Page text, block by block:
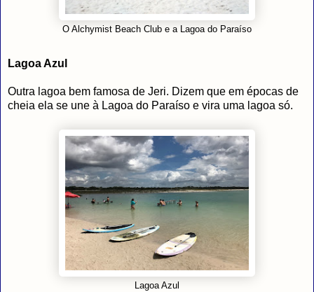
O Alchymist Beach Club e a Lagoa do Paraíso
Lagoa Azul
Outra lagoa bem famosa de Jeri. Dizem que em épocas de
cheia ela se une à Lagoa do Paraíso e vira uma lagoa só.
Lagoa Azul